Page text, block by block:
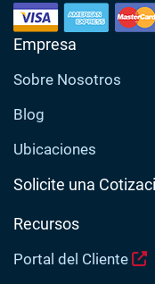
Empresa
Sobre Nosotros
Blog
Ubicaciones
Solicite una
Recursos
Portal del Cliente